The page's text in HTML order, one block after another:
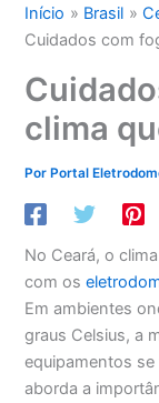
Início Brasil
Cuidados com
clima
PorPortal
No Ceará, o
com os
Em ambientes
graus Celsius, a
equipamentos
aborda a